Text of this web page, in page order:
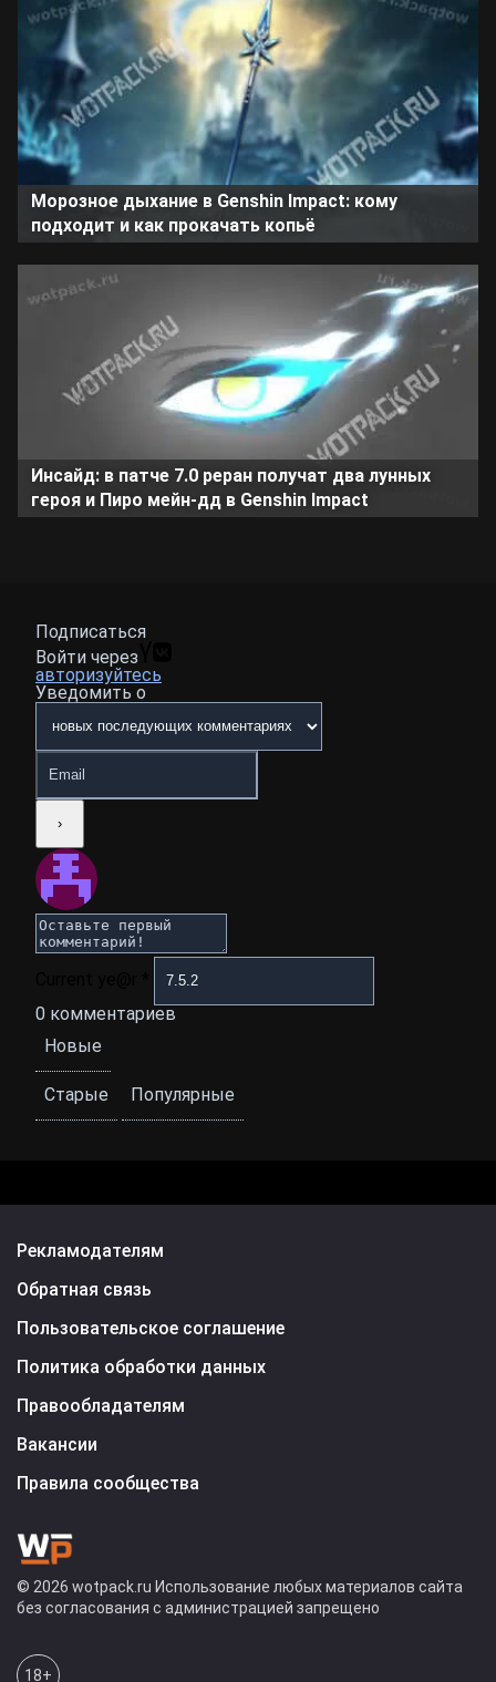
Морозное дыхание в Genshin Impact: кому
подходит и как прокачать копьё
Инсайд: в патче 7.0 реран получат два лунных
героя и Пиро мейн-дд в Genshin Impact
Подписаться
Войти через
авторизуйтесь
Уведомить о
0 комментариев
Новые
Старые Популярные
Рекламодателям
Обратная связь
Пользовательское соглашение
Политика обработки данных
Правообладателям
Вакансии
Правила сообщества
© 2026 wotpack.ru Использование любых материалов сайта
без согласования с администрацией запрещено
18+